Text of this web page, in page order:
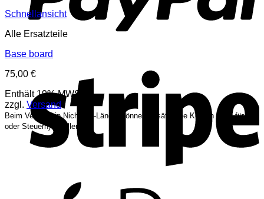
Schnellansicht
Alle Ersatzteile
Base board
75,00 €
Enthält 19% MWST.
zzgl. Versand
Beim Versand in Nicht-EU-Länder können zusätzliche Kosten (z.B. für Zoll
oder Steuern) anfallen.